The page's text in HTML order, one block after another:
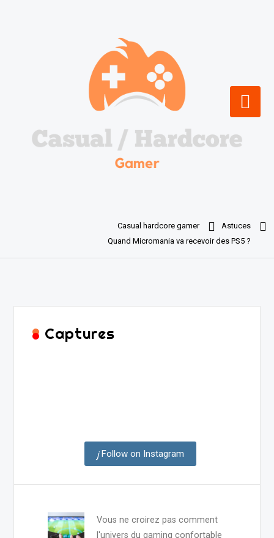
Casual hardcore gamer
Astuces
Quand Micromania va recevoir des PS5 ?
Captures
Follow on Instagram
Vous ne croirez pas comment
l'univers du gaming confortable